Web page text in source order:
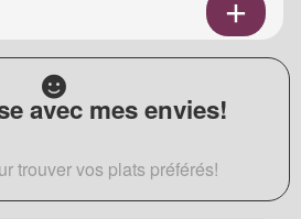
avec mes envies!
trouver vos plats préférés!